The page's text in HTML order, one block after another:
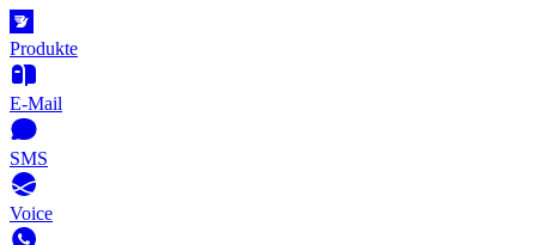
Produkte
E-Mail
SMS
Voice